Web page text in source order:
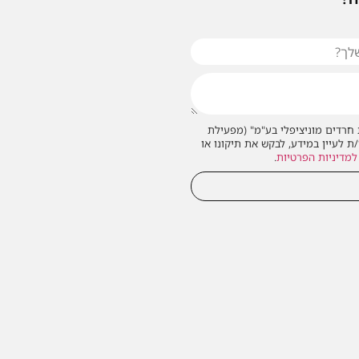
מוניציפלי בע"מ" (מפעילת
ת לעיין במידע, לבקש את תיקונו או
למדיניות הפרטיות.